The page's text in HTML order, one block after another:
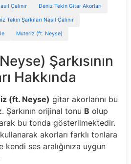
Çalınır Deniz Tekin Gitar Akorları
Tekin Şarkıları Nasıl Çalınır
Muteriz (ft. Neyse)
Şarkısının
Hakkında
(ft. Neyse) gitar akorlarını bu
orijinal tonu B olup
bu tonda gösterilmektedir.
akorları farklı tonlara
ses aralığınıza uygun